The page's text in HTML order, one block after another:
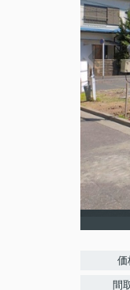
価
間